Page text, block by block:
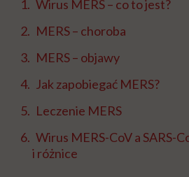
Wirus MERS – co to jest?
MERS – choroba
MERS – objawy
Jak zapobiegać MERS?
Leczenie MERS
Wirus MERS-CoV a SARS-
i różnice